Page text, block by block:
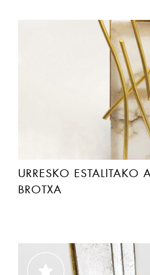
URRESKO ESTALITAKO
BROTXA